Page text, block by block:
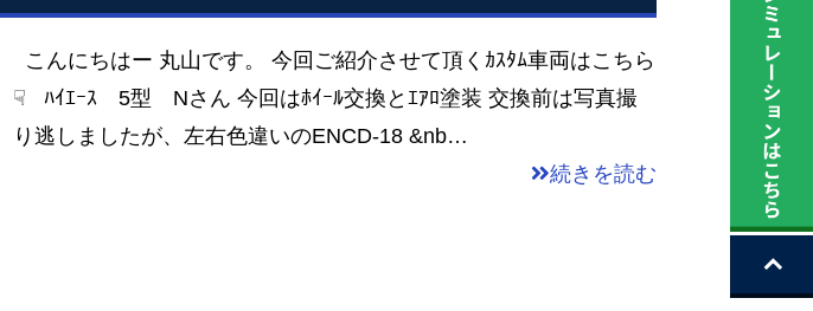
こんにちはー 丸山です。 今回ご紹介させて頂くｶｽﾀﾑ車両はこちら
☟ ﾊｲｴｰｽ 5型 Nさん 今回はﾎｲｰﾙ交換とｴｱﾛ塗装 交換前は写真撮
り逃しましたが、左右色違いのENCD-18 &nb…
続きを読む